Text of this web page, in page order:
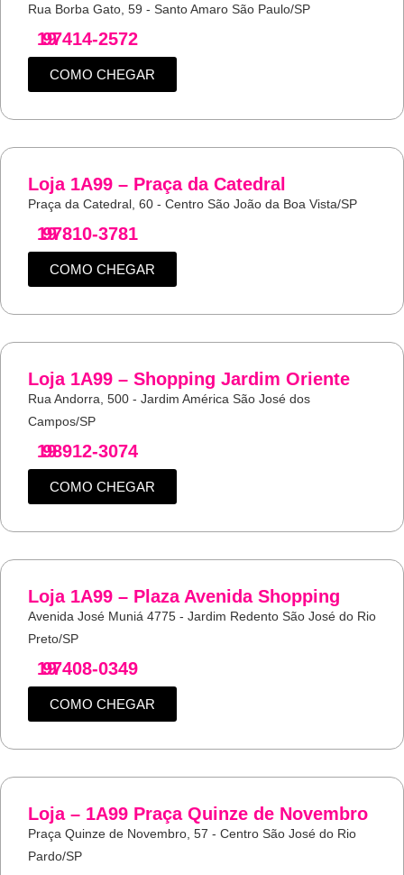
Rua Borba Gato, 59 - Santo Amaro São Paulo/SP
19
97414-2572
COMO CHEGAR
Loja 1A99 – Praça da Catedral
Praça da Catedral, 60 - Centro São João da Boa Vista/SP
19
97810-3781
COMO CHEGAR
Loja 1A99 – Shopping Jardim Oriente
Rua Andorra, 500 - Jardim América São José dos
Campos/SP
19
98912-3074
COMO CHEGAR
Loja 1A99 – Plaza Avenida Shopping
Avenida José Muniá 4775 - Jardim Redento São José do Rio
Preto/SP
19
97408-0349
COMO CHEGAR
Loja – 1A99 Praça Quinze de Novembro
Praça Quinze de Novembro, 57 - Centro São José do Rio
Pardo/SP